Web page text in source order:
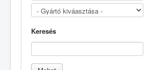
Keresés